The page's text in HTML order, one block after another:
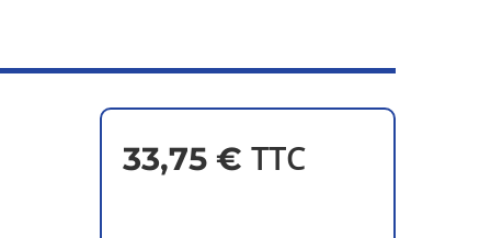
33,75 € TTC